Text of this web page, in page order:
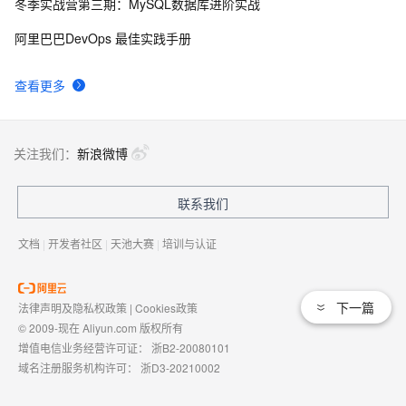
查看更多
冬季实战营第三期：MySQL数据库进阶实战
阿里巴巴DevOps 最佳实践手册
下一篇
关注我们： 新浪微博
联系我们
文档 | 开发者社区 | 天池大赛 | 培训与认证
法律声明及隐私权政策 | Cookies政策
© 2009-现在 Aliyun.com 版权所有
增值电信业务经营许可证： 浙B2-20080101
域名注册服务机构许可： 浙D3-20210002